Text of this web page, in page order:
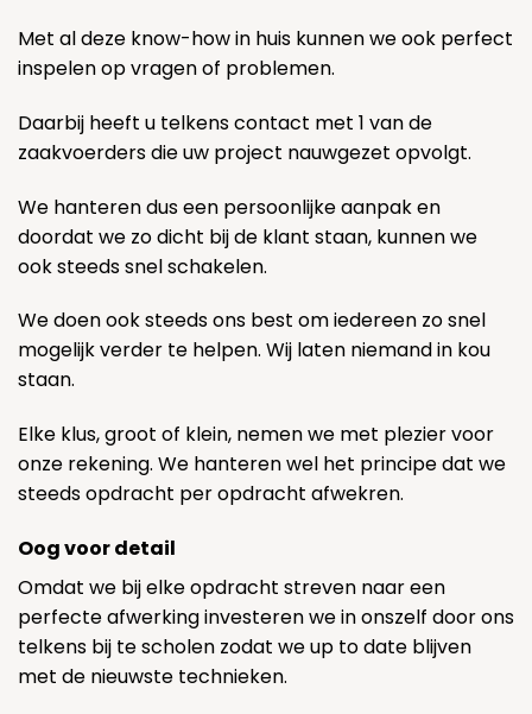
Met al deze know-how in huis kunnen we ook perfect
inspelen op vragen of problemen.
Daarbij heeft u telkens contact met 1 van de
zaakvoerders die uw project nauwgezet opvolgt.
We hanteren dus een persoonlijke aanpak en
doordat we zo dicht bij de klant staan, kunnen we
ook steeds snel schakelen.
We doen ook steeds ons best om iedereen zo snel
mogelijk verder te helpen. Wij laten niemand in kou
staan.
Elke klus, groot of klein, nemen we met plezier voor
onze rekening. We hanteren wel het principe dat we
steeds opdracht per opdracht afwekren.
Oog voor detail
Omdat we bij elke opdracht streven naar een
perfecte afwerking investeren we in onszelf door ons
telkens bij te scholen zodat we up to date blijven
met de nieuwste technieken.